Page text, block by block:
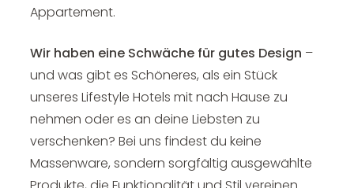
Appartement.
Wir haben eine Schwäche für gutes Design –
und was gibt es Schöneres, als ein Stück
unseres Lifestyle Hotels mit nach Hause zu
nehmen oder es an deine Liebsten zu
verschenken? Bei uns findest du keine
Massenware, sondern sorgfältig ausgewählte